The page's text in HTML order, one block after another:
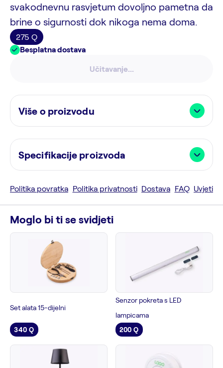
svakodnevnu rasvjetum dovoljno pametna da
brine o sigurnosti dok nikoga nema doma.
275 Q
Besplatna dostava
Učitavanje...
Više o proizvodu
Specifikacije proizvoda
Politika povratka Politika privatnosti Dostava FAQ Uvjeti
Moglo bi ti se svidjeti
Set alata 15-dijelni
340 Q
Senzor pokreta s LED
lampicama
200 Q